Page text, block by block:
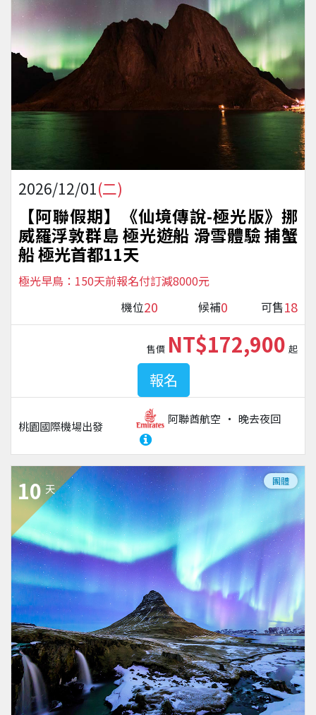
2026/12/01(二)
【阿聯假期】《仙境傳說-極光版》挪
威羅浮敦群島 極光遊船 滑雪體驗 捕蟹
船 極光首都11天
極光早鳥：150天前報名付訂減8000元
機位20 候補0 可售18
桃園國際機場出發
阿聯酋航空 晚去夜回
售價 NT$172,900 起
報名
10 天
團體